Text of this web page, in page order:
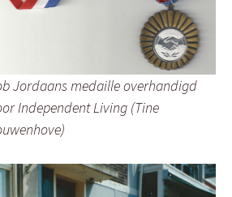
Jordaans medaille overhandigd
Independent Living (Tine